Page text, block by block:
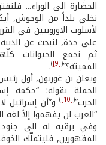
الحضارة الى الوراء...
نخلي بلداً من الوحوش,
لأسلوب الاوروبيين في
على حدة, لنبحث عن
ثم نجمع الحيوانات
المميتة؟”(
[9]
)
.
ويعلن بن غوريون, أول
الحملة بقوله: “حكمة
الحرب”(
[10]
)و”أن إسرائيل
“العرب لن يفهموا إلاً
وفي برقية له الى
المقهورين, فليتملّك